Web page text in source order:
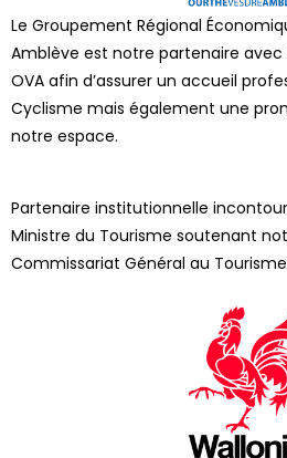
Le Groupement Régional
Amblève est notre partenaire avec
OVA afin d’assurer un accueil
Cyclisme mais également une
notre espace.
Partenaire institutionnelle
Ministre du Tourisme soutenant
Commissariat Général au